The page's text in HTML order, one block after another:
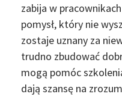
zabija w
pomysł, który nie
zostaje uznany za
trudno zbudować
mogą pomóc
dają szansę na